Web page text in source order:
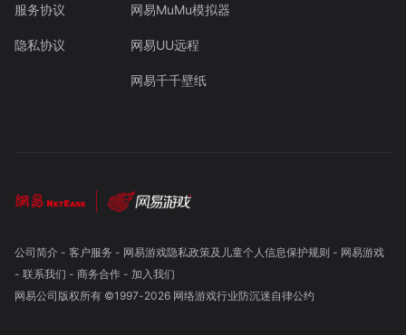
服务协议
隐私协议
网易MuMu模拟器
网易UU远程
网易千千壁纸
公司简介- 客户服务 - 网易游戏隐私政策及儿童个人信息保护规则 - 网易游戏
- 联系我们 - 商务合作- 加入我们
网易公司版权所有 ©1997-2026 网络游戏行业防沉迷自律公约